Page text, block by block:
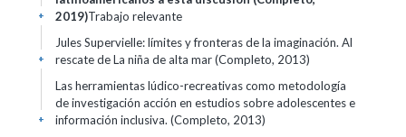
2019)Trabajo relevante
+
Jules Supervielle: límites y fronteras de la imaginación. Al
rescate de La niña de alta mar (Completo, 2013)
+
Las herramientas lúdico-recreativas como metodología
de investigación acción en estudios sobre adolescentes e
información inclusiva. (Completo, 2013)
+